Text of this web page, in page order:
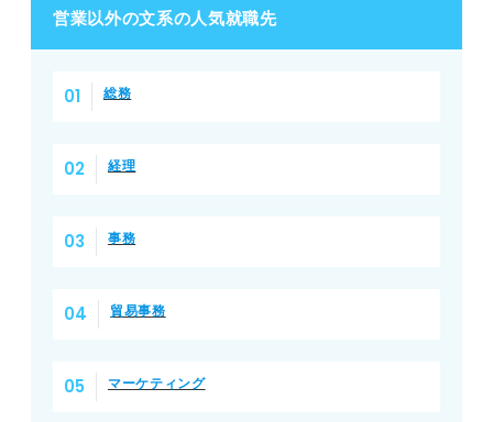
営業以外の文系の人気就職先
総務
経理
事務
貿易事務
マーケティング